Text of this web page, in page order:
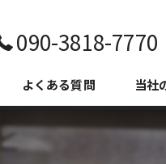
090-3818-7770
よくある質問 当社